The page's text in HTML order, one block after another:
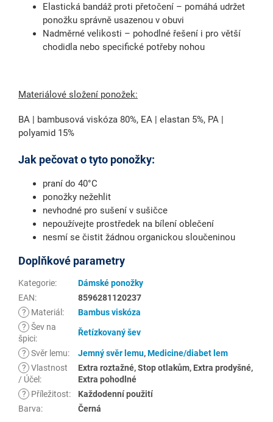
Elastická bandáž proti přetočení – pomáhá udržet
ponožku správně usazenou v obuvi
Nadměrné velikosti – pohodlné řešení i pro větší
chodidla nebo specifické potřeby nohou
Materiálové složení ponožek:
BA | bambusová viskóza 80%, EA | elastan 5%, PA |
polyamid 15%
Jak pečovat o tyto ponožky:
praní do 40°C
ponožky nežehlit
nevhodné pro sušení v sušičce
nepoužívejte prostředek na bílení oblečení
nesmí se čistit žádnou organickou sloučeninou
Doplňkové parametry
Kategorie:
Dámské ponožky
EAN:
8596281120237
?
Materiál :
Bambus viskóza
? Šev na
špici:
Řetízkovaný šev
? Svěr lemu: Jemný svěr lemu,Medicine/diabet lem
? Vlastnost
/ Účel :
Extra roztažné, Stop otlakům, Extra prodyšné,
Extra pohodlné
?
Příležitost:
Každodenní použití
Barva: Černá